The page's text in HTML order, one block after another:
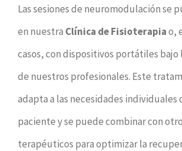
Las sesiones de neuromodulación se
en nuestra Clínica de Fisioterapiao,
casos, con dispositivos portátiles bajo
de nuestros profesionales. Este
adapta a las necesidades individuales
paciente y se puede combinar con
terapéuticos para optimizar la